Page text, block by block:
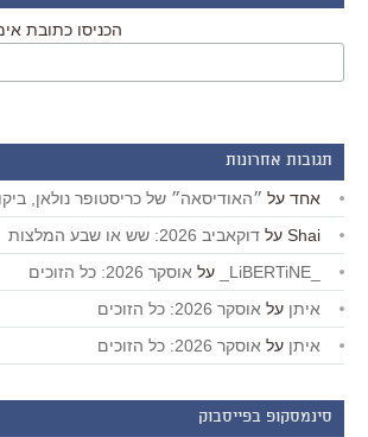
הכניסו כתובת
תגובות אחרונות
אחד על ״האודיסאה״ של כריסטופר נולאן,
Shai על דוקאביב 2026: שש או שבע המלצות
על אוסקר 2026: כל הזוכים
איתן על אוסקר 2026: כל הזוכים
איתן על אוסקר 2026: כל הזוכים
סינמסקופ בפייסבוק